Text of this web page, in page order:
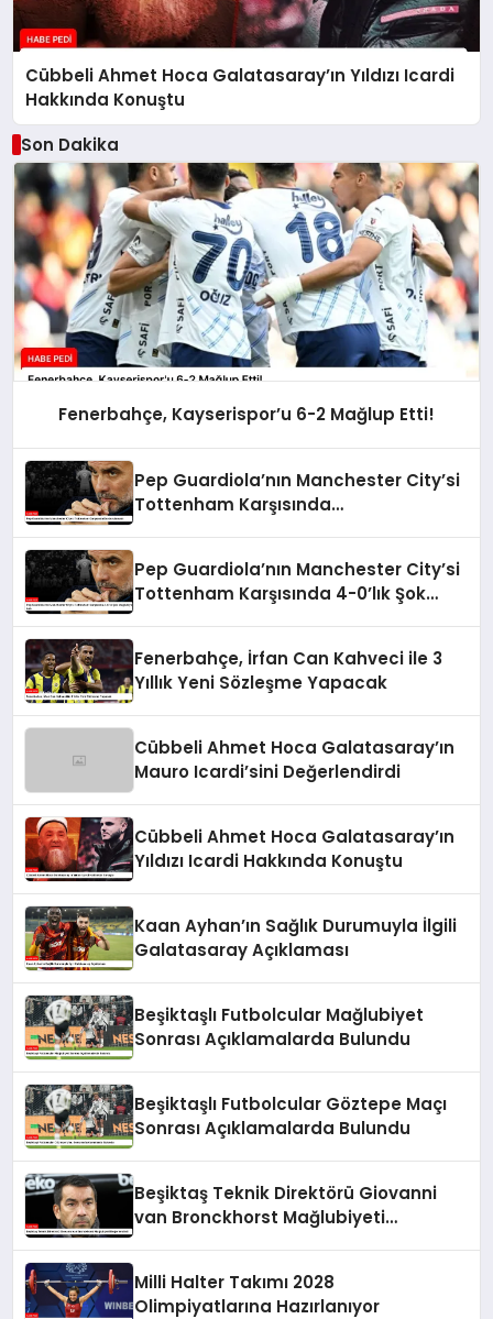
Cübbeli Ahmet Hoca Galatasaray’ın Yıldızı Icardi
Hakkında Konuştu
Son Dakika
Fenerbahçe, Kayserispor’u 6-2 Mağlup Etti!
Pep Guardiola’nın Manchester City’si
Tottenham Karşısında
Pep Guardiola’nın Manchester City’si
Tottenham Karşısında 4-0’lık Şok
Fenerbahçe, İrfan Can Kahveci ile 3
Yıllık Yeni Sözleşme Yapacak
Cübbeli Ahmet Hoca Galatasaray’ın
Mauro Icardi’sini Değerlendirdi
Cübbeli Ahmet Hoca Galatasaray’ın
Yıldızı Icardi Hakkında Konuştu
Kaan Ayhan’ın Sağlık Durumuyla İlgili
Galatasaray Açıklaması
Beşiktaşlı Futbolcular Mağlubiyet
Sonrası Açıklamalarda Bulundu
Beşiktaşlı Futbolcular Göztepe Maçı
Sonrası Açıklamalarda Bulundu
Beşiktaş Teknik Direktörü Giovanni
van Bronckhorst Mağlubiyeti
Milli Halter Takımı 2028
Olimpiyatlarına Hazırlanıyor